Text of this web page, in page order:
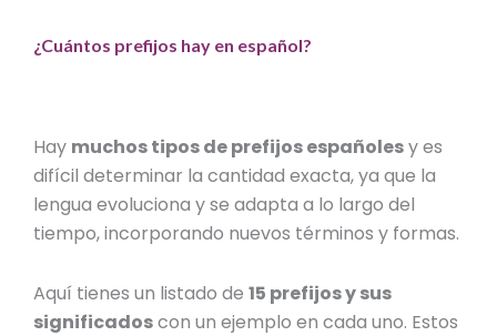
¿Cuántos prefijos hay en español?
Hay muchostipos de prefijos españolesy es
difícil determinar la cantidad exacta, ya que la
lengua evoluciona y se adapta a lo largo del
tiempo, incorporando nuevos términos y formas.
Aquí tienes un listado de15 prefijos y sus
significadoscon un ejemplo en cada uno. Estos